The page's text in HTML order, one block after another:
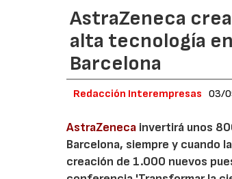
AstraZeneca
alta tecnología
Barcelona
Redacción Interempresas 03/
AstraZeneca invertirá unos
Barcelona, siempre y cuando
creación de 1.000 nuevos